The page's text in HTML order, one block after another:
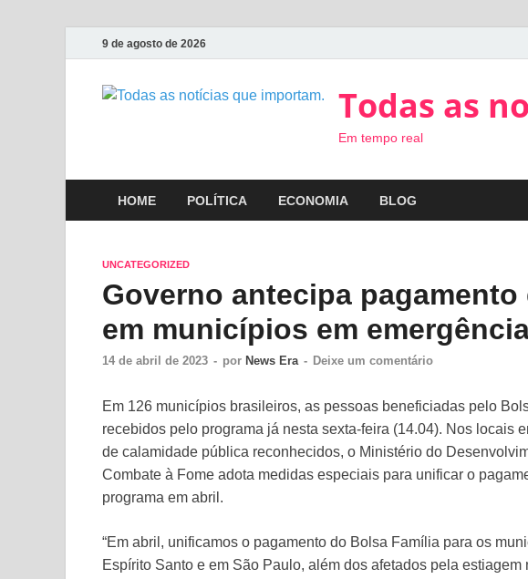
9 de agosto de 2026
Todas as
Em tempo real
HOME POLÍTICA ECONOMIA BLOG
UNCATEGORIZED
Governo antecipa
em municípios em
14 de abril de 2023 - por News Era - Deixe um comentário
Em 126 municípios brasileiros, as pessoas beneficiadas pelo
recebidos pelo programa já nesta sexta-feira (14.04). Nos locais
de calamidade pública reconhecidos, o Ministério do
Combate à Fome adota medidas especiais para unificar o
programa em abril.
“Em abril, unificamos o pagamento do Bolsa Família para os
Espírito Santo e em São Paulo, além dos afetados pela estiagem